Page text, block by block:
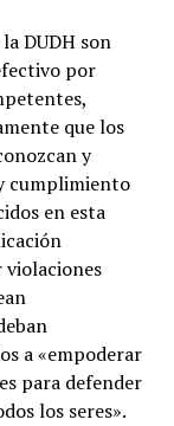
DUDH son
por
que los
y
cumplimiento
en esta
violaciones
a «empoderar
para defender
los seres».